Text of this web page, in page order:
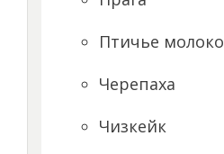
Птичье молоко
Черепаха
Чизкейк